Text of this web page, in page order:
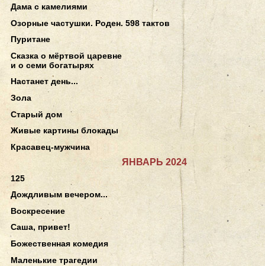
Дама с камелиями
Озорные частушки. Роден. 598 тактов
Пуритане
Сказка о мёртвой царевне
и о семи богатырях
Настанет день...
Зола
Старый дом
Живые картины блокады
Красавец-мужчина
ЯНВАРЬ 2024
125
Дождливым вечером...
Воскресение
Саша, привет!
Божественная комедия
Маленькие трагедии